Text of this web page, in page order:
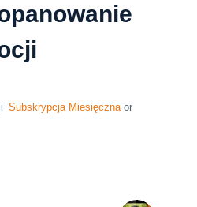
Subskrypcja Miesięcznaor